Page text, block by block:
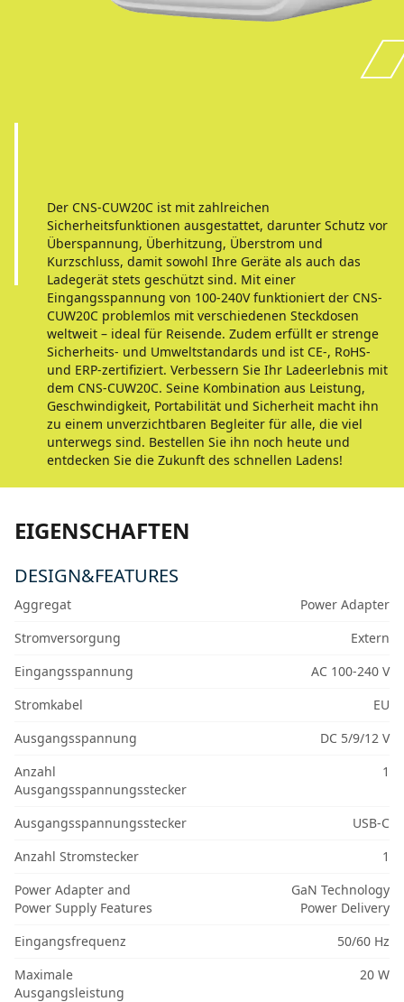
Der CNS-CUW20C ist mit zahlreichen
Sicherheitsfunktionen ausgestattet, darunter Schutz vor
Überspannung, Überhitzung, Überstrom und
Kurzschluss, damit sowohl Ihre Geräte als auch das
Ladegerät stets geschützt sind. Mit einer
Eingangsspannung von 100-240V funktioniert der CNS-
CUW20C problemlos mit verschiedenen Steckdosen
weltweit – ideal für Reisende. Zudem erfüllt er strenge
Sicherheits- und Umweltstandards und ist CE-, RoHS-
und ERP-zertifiziert. Verbessern Sie Ihr Ladeerlebnis mit
dem CNS-CUW20C. Seine Kombination aus Leistung,
Geschwindigkeit, Portabilität und Sicherheit macht ihn
zu einem unverzichtbaren Begleiter für alle, die viel
unterwegs sind. Bestellen Sie ihn noch heute und
entdecken Sie die Zukunft des schnellen Ladens!
EIGENSCHAFTEN
DESIGN&FEATURES
Aggregat
Power Adapter
Stromversorgung
Extern
Eingangsspannung
AC 100-240 V
Stromkabel
EU
Ausgangsspannung
DC 5/9/12 V
Anzahl
Ausgangsspannungsstecker
1
Ausgangsspannungsstecker
USB-C
Anzahl Stromstecker
1
Power Adapter and
Power Supply Features
GaN Technology
Power Delivery
Eingangsfrequenz
50/60 Hz
Maximale
Ausgangsleistung
20 W